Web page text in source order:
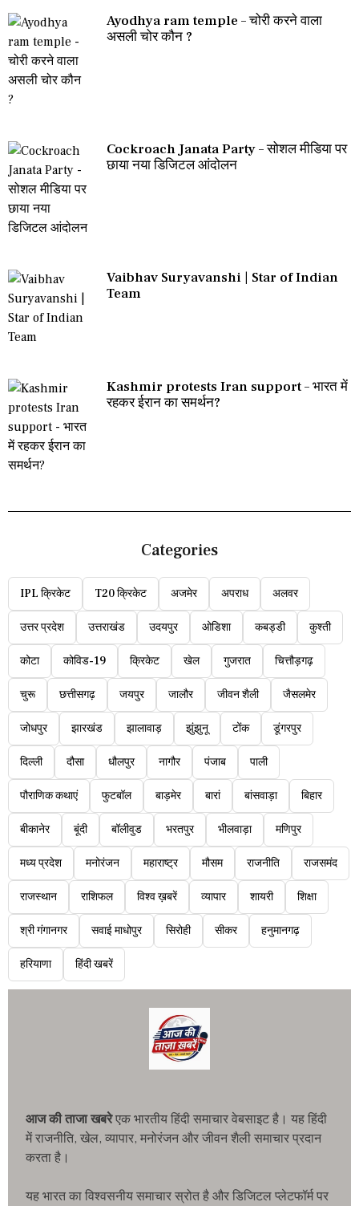
Ayodhya ram temple – चोरी करने वाला
असली चोर कौन ?
Cockroach Janata Party – सोशल मीडिया पर
छाया नया डिजिटल आंदोलन
Vaibhav Suryavanshi | Star of Indian
Team
Kashmir protests Iran support – भारत में
रहकर ईरान का समर्थन?
Categories
IPL क्रिकेट T20 क्रिकेट अजमेर अपराध अलवर
उत्तर प्रदेश उत्तराखंड उदयपुर ओडिशा कबड्डी कुश्ती
कोटा कोविड-19 क्रिकेट खेल गुजरात चित्तौड़गढ़
चुरू छत्तीसगढ़ जयपुर जालौर जीवन शैली जैसलमेर
जोधपुर झारखंड झालावाड़ झुंझुनू टोंक डूंगरपुर
दिल्ली दौसा धौलपुर नागौर पंजाब पाली
पौराणिक कथाएं फुटबॉल बाड़मेर बारां बांसवाड़ा बिहार
बीकानेर बूंदी बॉलीवुड भरतपुर भीलवाड़ा मणिपुर
मध्य प्रदेश मनोरंजन महाराष्ट्र मौसम राजनीति राजसमंद
राजस्थान राशिफल विश्व ख़बरें व्यापार शायरी शिक्षा
श्री गंगानगर सवाई माधोपुर सिरोही सीकर हनुमानगढ़
हरियाणा हिंदी खबरें
आज की ताजा खबरेएक भारतीय हिंदी समाचार वेबसाइट है। यह हिंदी
में राजनीति, खेल, व्यापार, मनोरंजन और जीवन शैली समाचार प्रदान
करता है।
यह भारत का विश्वसनीय समाचार स्रोत है और डिजिटल प्लेटफॉर्म पर